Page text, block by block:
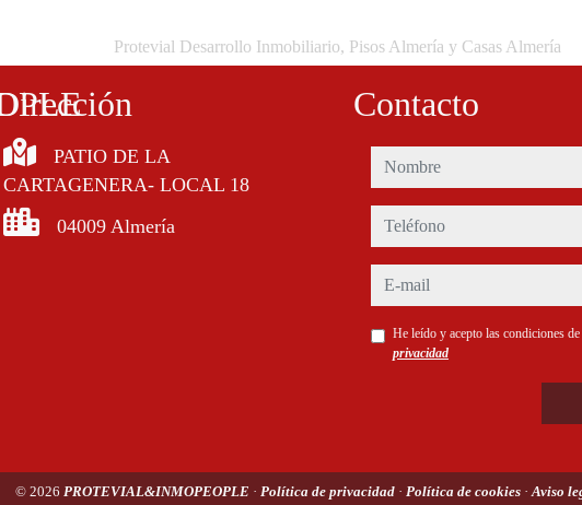
Protevial Desarrollo Inmobiliario, Pisos Almería y Casas Almería
PATIO DE LA
CARTAGENERA- LOCAL 18
04009 Almería
Contacto
nombre
teléfono
e-mail
He leído y acepto las condiciones
privacidad
© 2026 PROTEVIAL&INMOPEOPLE · Política de privacidad · Política de cookies ·Aviso